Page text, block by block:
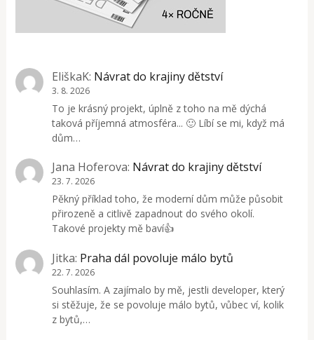
EliškaK: Návrat do krajiny dětství
3. 8. 2026
To je krásný projekt, úplně z toho na mě dýchá
taková příjemná atmosféra... 🙂 Líbí se mi, když má
dům…
Jana Hoferova: Návrat do krajiny dětství
23. 7. 2026
Pěkný příklad toho, že moderní dům může působit
přirozeně a citlivě zapadnout do svého okolí.
Takové projekty mě baví👍
Jitka: Praha dál povoluje málo bytů
22. 7. 2026
Souhlasím. A zajímalo by mě, jestli developer, který
si stěžuje, že se povoluje málo bytů, vůbec ví, kolik
z bytů,…